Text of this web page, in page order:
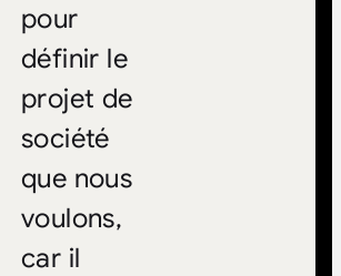
pour
définir le
projet de
société
que nous
voulons,
car il